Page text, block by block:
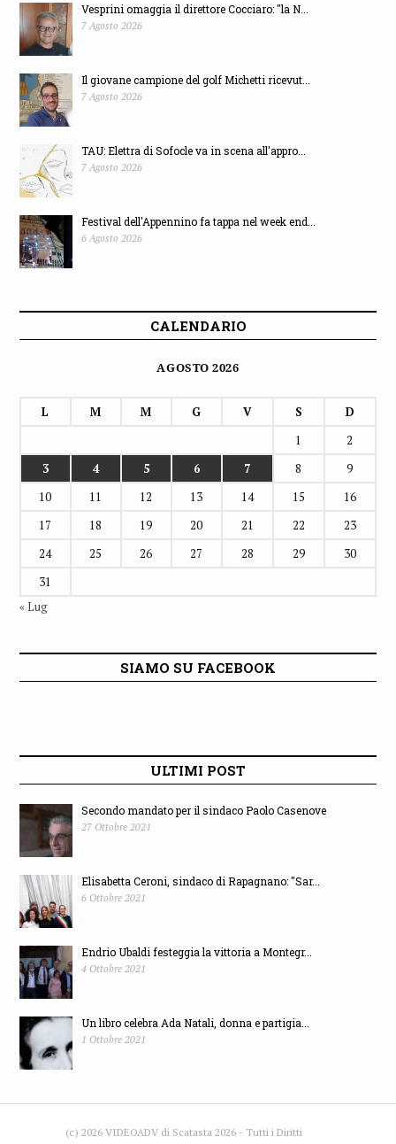
Vesprini omaggia il direttore Cocciaro: "la N...
7 Agosto 2026
Il giovane campione del golf Michetti ricevut...
7 Agosto 2026
TAU: Elettra di Sofocle va in scena all'appro...
7 Agosto 2026
Festival dell'Appennino fa tappa nel week end...
6 Agosto 2026
CALENDARIO
AGOSTO 2026
L M M G V S
D
1
2
3
4 5 6 7 8
9
10
11 12 13 14 15
16
17
18 19 20 21 22
23
24
25 26 27 28 29
30
31
« Lug
SIAMO SU FACEBOOK
ULTIMI POST
Secondo mandato per il sindaco Paolo Casenove
27 Ottobre 2021
Elisabetta Ceroni, sindaco di Rapagnano: "Sar...
6 Ottobre 2021
Endrio Ubaldi festeggia la vittoria a Montegr...
4 Ottobre 2021
Un libro celebra Ada Natali, donna e partigia...
1 Ottobre 2021
(c) 2026 VIDEOADV di Scatasta 2026 - Tutti i Diritti